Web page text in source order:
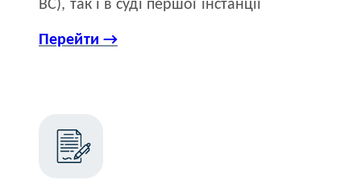
ВС), так і в суді першої інстанції
Перейти →